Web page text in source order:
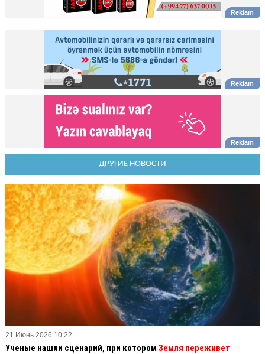
ДРУГИЕ НОВОСТИ
21 Июнь 2026 10:22
Ученые нашли сценарий, при котором Земля переживет